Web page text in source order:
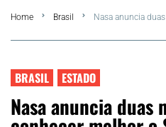
FLA Araru 2026
Região dos Lagos
Home Brasil Nasa anuncia
BRASIL ESTADO
Nasa anuncia duas